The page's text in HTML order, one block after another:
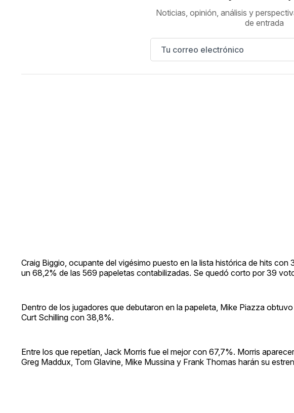
Noticias, opinión, análisis y
de entrada
Craig Biggio, ocupante del vigésimo puesto en la lista histórica de hits
un 68,2% de las 569 papeletas contabilizadas. Se quedó corto por 39
Dentro de los jugadores que debutaron en la papeleta, Mike Piazza
Curt Schilling con 38,8%.
Entre los que repetían, Jack Morris fue el mejor con 67,7%. Morris
Greg Maddux, Tom Glavine, Mike Mussina y Frank Thomas harán su